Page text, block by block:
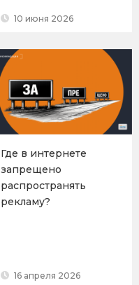
10 июня 2026
Где в интернете
запрещено
распространять
рекламу?
16 апреля 2026